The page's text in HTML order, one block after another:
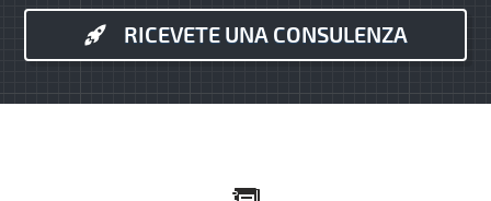
RICEVETE UNA CONSULENZA